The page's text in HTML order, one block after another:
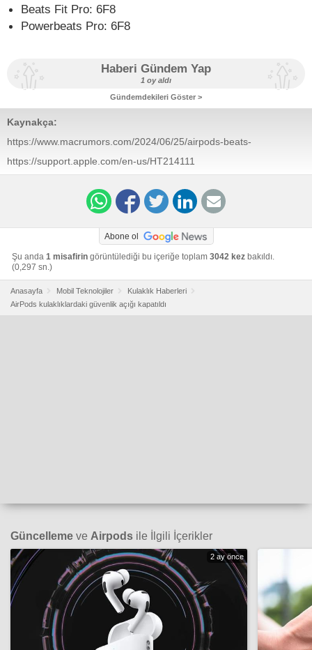
Beats Fit Pro: 6F8
Powerbeats Pro: 6F8
Haberi Gündem Yap
1 oy aldı
Gündemdekileri Göster >
Kaynakça:
https://www.macrumors.com/2024/06/25/airpods-beats-
https://support.apple.com/en-us/HT214111
Abone ol
Şu anda 1 misafirin görüntülediği bu içeriğe toplam 3042 kez bakıldı.
(0,297 sn.)
Anasayfa Mobil Teknolojiler
Kulaklık Haberleri
AirPods kulaklıklardaki güvenlik açığı kapatıldı
Güncelleme ve Airpods ile İlgili İçerikler
2 ay önce